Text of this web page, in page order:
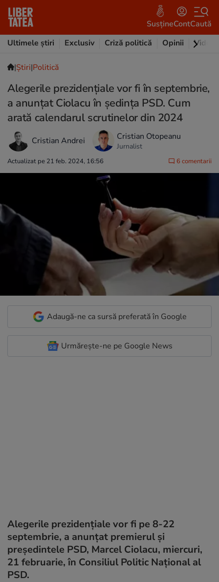
SusțineContCaută
Ultimele știri
Exclusiv Criză politică Opinii Video
|Ştiri|Politică
Alegerile prezidențiale vor fi în septembrie,
a anunțat Ciolacu în ședința PSD. Cum
arată calendarul scrutinelor din 2024
Cristian Andrei Cristian Otopeanu
Jurnalist
Actualizat pe 21 feb. 2024, 16:56 6 comentarii
Adaugă-ne ca sursă preferată în Google
Urmărește-ne pe Google News
Alegerile prezidențiale vor fi pe 8-22
septembrie, a anunțat premierul și
președintele PSD, Marcel Ciolacu, miercuri,
21 februarie, în Consiliul Politic Național al
PSD.